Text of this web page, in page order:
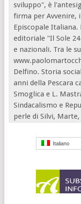
sviluppo", è
firma per Avvenire,
Episcopale
editoriale "Il Sole
e nazionali. Tra le
Delfino. Storia
anni della Pescara
Smoglica e L.
Sindacalismo e
perle di Silvi,
Italiano